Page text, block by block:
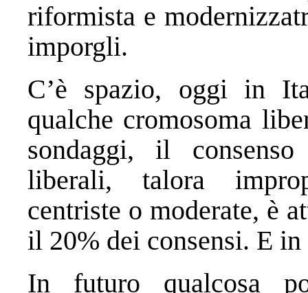
riformista e
imporgli.
C’è spazio, oggi in
qualche cromosoma
sondaggi, il
liberali, talora
centriste o moderate, è
il 20% dei consensi. E
In futuro qualcosa